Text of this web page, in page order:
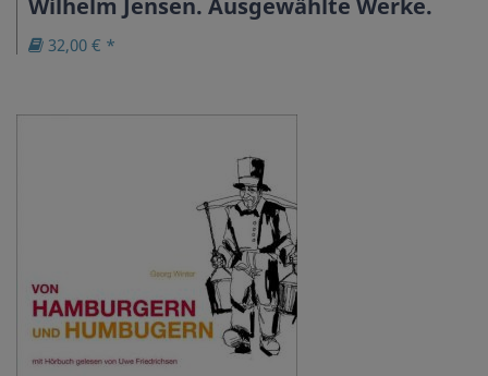
Wilhelm Jensen. Ausgewählte Werke.
32,00 € *